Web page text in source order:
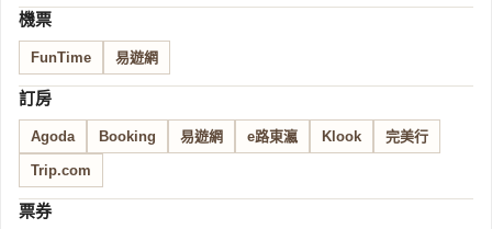
機票
FunTime 易遊網
訂房
Agoda Booking 易遊網 e路東瀛 Klook 完美行
Trip.com
票券